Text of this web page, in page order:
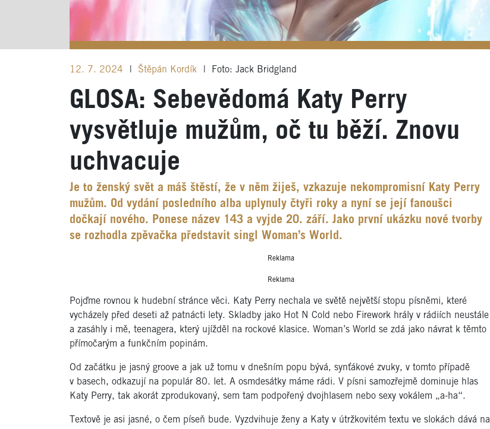
12. 7. 2024 Štěpán Kordík Foto: Jack Bridgland
GLOSA: Sebevědomá Katy Perry
vysvětluje mužům, oč tu běží. Znovu
uchvacuje
Je to ženský svět a máš štěstí, že v něm žiješ, vzkazuje nekompromisní Katy Perry
mužům. Od vydání posledního alba uplynuly čtyři roky a nyní se její fanoušci
dočkají nového. Ponese název 143 a vyjde 20. září. Jako první ukázku nové tvorby
se rozhodla zpěvačka představit singl Woman’s World.
Reklama
Reklama
Pojďme rovnou k hudební stránce věci. Katy Perry nechala ve světě největší stopu písněmi, které
vycházely před deseti až patnácti lety. Skladby jako Hot N Cold nebo Firework hrály v rádiích neustále
a zasáhly i mě, teenagera, který ujížděl na rockové klasice. Woman’s World se zdá jako návrat k těmto
přímočarým a funkčním popinám.
Od začátku je jasný groove a jak už tomu v dnešním popu bývá, synťákové zvuky, v tomto případě
v basech, odkazují na populár 80. let. A osmdesátky máme rádi. V písni samozřejmě dominuje hlas
Katy Perry, tak akorát zprodukovaný, sem tam podpořený dvojhlasem nebo sexy vokálem „a-ha“.
Textově je asi jasné, o čem píseň bude. Vyzdvihuje ženy a Katy v útržkovitém textu ve slokách dává na